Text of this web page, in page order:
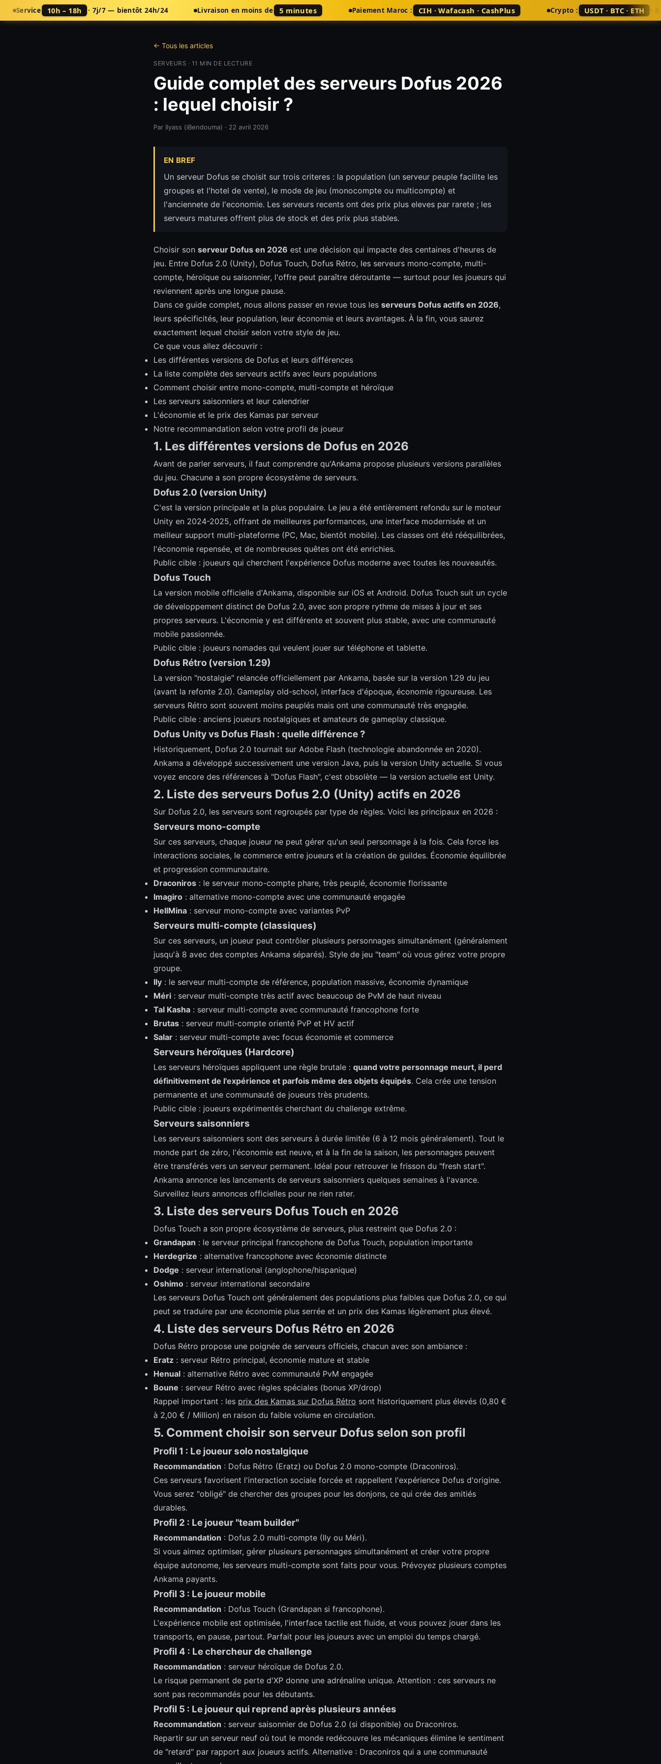
Service 10h – 18h · 7j/7 — bientôt 24h/24 Livraison en moins de 5 minutes Paiement Maroc : CIH · Wafacash · CashPlus Crypto : USDT · BTC · ETH ·
← Tous les articles
SERVEURS · 11 MIN DE LECTURE
Guide complet des serveurs Dofus 2026
: lequel choisir ?
Par Ilyass (iBendouma) · 22 avril 2026
EN BREF
Un serveur Dofus se choisit sur trois criteres : la population (un serveur peuple facilite les
groupes et l'hotel de vente), le mode de jeu (monocompte ou multicompte) et
l'anciennete de l'economie. Les serveurs recents ont des prix plus eleves par rarete ; les
serveurs matures offrent plus de stock et des prix plus stables.
Choisir son serveur Dofus en 2026 est une décision qui impacte des centaines d'heures de
jeu. Entre Dofus 2.0 (Unity), Dofus Touch, Dofus Rétro, les serveurs mono-compte, multi-
compte, héroïque ou saisonnier, l'offre peut paraître déroutante — surtout pour les joueurs qui
reviennent après une longue pause.
Dans ce guide complet, nous allons passer en revue tous les serveurs Dofus actifs en 2026,
leurs spécificités, leur population, leur économie et leurs avantages. À la fin, vous saurez
exactement lequel choisir selon votre style de jeu.
Ce que vous allez découvrir :
Les différentes versions de Dofus et leurs différences
La liste complète des serveurs actifs avec leurs populations
Comment choisir entre mono-compte, multi-compte et héroïque
Les serveurs saisonniers et leur calendrier
L'économie et le prix des Kamas par serveur
Notre recommandation selon votre profil de joueur
1. Les différentes versions de Dofus en 2026
Avant de parler serveurs, il faut comprendre qu'Ankama propose plusieurs versions parallèles
du jeu. Chacune a son propre écosystème de serveurs.
Dofus 2.0 (version Unity)
C'est la version principale et la plus populaire. Le jeu a été entièrement refondu sur le moteur
Unity en 2024-2025, offrant de meilleures performances, une interface modernisée et un
meilleur support multi-plateforme (PC, Mac, bientôt mobile). Les classes ont été rééquilibrées,
l'économie repensée, et de nombreuses quêtes ont été enrichies.
Public cible : joueurs qui cherchent l'expérience Dofus moderne avec toutes les nouveautés.
Dofus Touch
La version mobile officielle d'Ankama, disponible sur iOS et Android. Dofus Touch suit un cycle
de développement distinct de Dofus 2.0, avec son propre rythme de mises à jour et ses
propres serveurs. L'économie y est différente et souvent plus stable, avec une communauté
mobile passionnée.
Public cible : joueurs nomades qui veulent jouer sur téléphone et tablette.
Dofus Rétro (version 1.29)
La version "nostalgie" relancée officiellement par Ankama, basée sur la version 1.29 du jeu
(avant la refonte 2.0). Gameplay old-school, interface d'époque, économie rigoureuse. Les
serveurs Rétro sont souvent moins peuplés mais ont une communauté très engagée.
Public cible : anciens joueurs nostalgiques et amateurs de gameplay classique.
Dofus Unity vs Dofus Flash : quelle différence ?
Historiquement, Dofus 2.0 tournait sur Adobe Flash (technologie abandonnée en 2020).
Ankama a développé successivement une version Java, puis la version Unity actuelle. Si vous
voyez encore des références à "Dofus Flash", c'est obsolète — la version actuelle est Unity.
2. Liste des serveurs Dofus 2.0 (Unity) actifs en 2026
Sur Dofus 2.0, les serveurs sont regroupés par type de règles. Voici les principaux en 2026 :
Serveurs mono-compte
Sur ces serveurs, chaque joueur ne peut gérer qu'un seul personnage à la fois. Cela force les
interactions sociales, le commerce entre joueurs et la création de guildes. Économie équilibrée
et progression communautaire.
Draconiros : le serveur mono-compte phare, très peuplé, économie florissante
Imagiro : alternative mono-compte avec une communauté engagée
HellMina : serveur mono-compte avec variantes PvP
Serveurs multi-compte (classiques)
Sur ces serveurs, un joueur peut contrôler plusieurs personnages simultanément (généralement
jusqu'à 8 avec des comptes Ankama séparés). Style de jeu "team" où vous gérez votre propre
groupe.
Ily : le serveur multi-compte de référence, population massive, économie dynamique
Méri : serveur multi-compte très actif avec beaucoup de PvM de haut niveau
Tal Kasha : serveur multi-compte avec communauté francophone forte
Brutas : serveur multi-compte orienté PvP et HV actif
Salar : serveur multi-compte avec focus économie et commerce
Serveurs héroïques (Hardcore)
Les serveurs héroïques appliquent une règle brutale : quand votre personnage meurt, il perd
définitivement de l'expérience et parfois même des objets équipés. Cela crée une tension
permanente et une communauté de joueurs très prudents.
Public cible : joueurs expérimentés cherchant du challenge extrême.
Serveurs saisonniers
Les serveurs saisonniers sont des serveurs à durée limitée (6 à 12 mois généralement). Tout le
monde part de zéro, l'économie est neuve, et à la fin de la saison, les personnages peuvent
être transférés vers un serveur permanent. Idéal pour retrouver le frisson du "fresh start".
Ankama annonce les lancements de serveurs saisonniers quelques semaines à l'avance.
Surveillez leurs annonces officielles pour ne rien rater.
3. Liste des serveurs Dofus Touch en 2026
Dofus Touch a son propre écosystème de serveurs, plus restreint que Dofus 2.0 :
Grandapan : le serveur principal francophone de Dofus Touch, population importante
Herdegrize : alternative francophone avec économie distincte
Dodge : serveur international (anglophone/hispanique)
Oshimo : serveur international secondaire
Les serveurs Dofus Touch ont généralement des populations plus faibles que Dofus 2.0, ce qui
peut se traduire par une économie plus serrée et un prix des Kamas légèrement plus élevé.
4. Liste des serveurs Dofus Rétro en 2026
Dofus Rétro propose une poignée de serveurs officiels, chacun avec son ambiance :
Eratz : serveur Rétro principal, économie mature et stable
Henual : alternative Rétro avec communauté PvM engagée
Boune : serveur Rétro avec règles spéciales (bonus XP/drop)
Rappel important : les prix des Kamas sur Dofus Rétro sont historiquement plus élevés (0,80 €
à 2,00 € / Million) en raison du faible volume en circulation.
5. Comment choisir son serveur Dofus selon son profil
Profil 1 : Le joueur solo nostalgique
Recommandation : Dofus Rétro (Eratz) ou Dofus 2.0 mono-compte (Draconiros).
Ces serveurs favorisent l'interaction sociale forcée et rappellent l'expérience Dofus d'origine.
Vous serez "obligé" de chercher des groupes pour les donjons, ce qui crée des amitiés
durables.
Profil 2 : Le joueur "team builder"
Recommandation : Dofus 2.0 multi-compte (Ily ou Méri).
Si vous aimez optimiser, gérer plusieurs personnages simultanément et créer votre propre
équipe autonome, les serveurs multi-compte sont faits pour vous. Prévoyez plusieurs comptes
Ankama payants.
Profil 3 : Le joueur mobile
Recommandation : Dofus Touch (Grandapan si francophone).
L'expérience mobile est optimisée, l'interface tactile est fluide, et vous pouvez jouer dans les
transports, en pause, partout. Parfait pour les joueurs avec un emploi du temps chargé.
Profil 4 : Le chercheur de challenge
Recommandation : serveur héroïque de Dofus 2.0.
Le risque permanent de perte d'XP donne une adrénaline unique. Attention : ces serveurs ne
sont pas recommandés pour les débutants.
Profil 5 : Le joueur qui reprend après plusieurs années
Recommandation : serveur saisonnier de Dofus 2.0 (si disponible) ou Draconiros.
Repartir sur un serveur neuf où tout le monde redécouvre les mécaniques élimine le sentiment
de "retard" par rapport aux joueurs actifs. Alternative : Draconiros qui a une communauté